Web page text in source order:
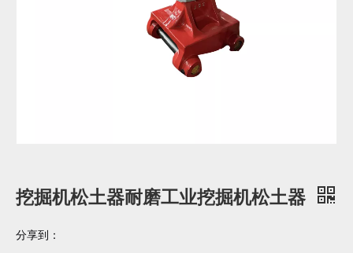
挖掘机松土器耐磨工业挖掘机松土器
分享到：